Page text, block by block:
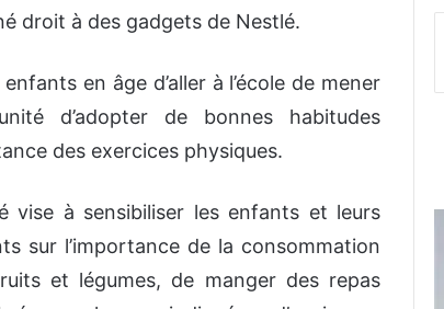
droit à des gadgets de Nestlé.
en âge d’aller à l’école de mener
d’adopter de bonnes habitudes
des exercices physiques.
vise à sensibiliser les enfants et leurs
sur l’importance de la consommation
et légumes, de manger des repas